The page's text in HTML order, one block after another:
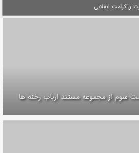
و کرامت انقلابی
سوم از مجموعه مستند ارباب رخنه ها